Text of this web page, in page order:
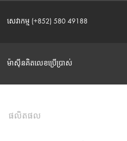
សេវាកម្ម (+852) 580 49188
ម៉ាស៊ីនគិតលេខប្រើប្រាស់
ផលិតផល